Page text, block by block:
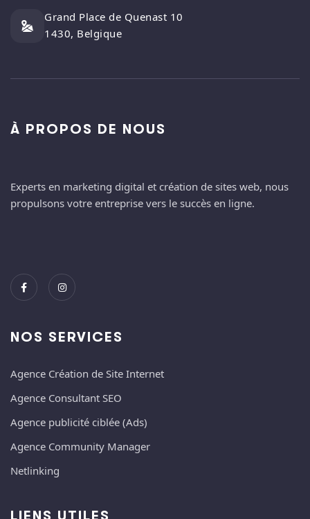
Grand Place de Quenast 10
1430, Belgique
À PROPOS DE NOUS
Experts en marketing digital et création de sites web, nous
propulsons votre entreprise vers le succès en ligne.
NOS SERVICES
Agence Création de Site Internet
Agence Consultant SEO
Agence publicité ciblée (Ads)
Agence Community Manager
Netlinking